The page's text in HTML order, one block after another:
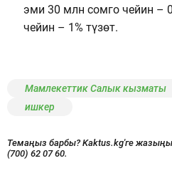
эми 30 млн сомго чейин –
чейин – 1% түзөт.
Мамлекеттик Салык кызматы
ишкер
Темаңыз барбы? Kaktus.kg'ге
(700) 62 07 60.